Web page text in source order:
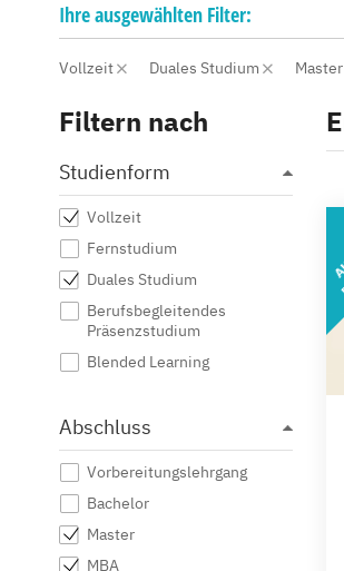
Ihreausgewählten Filter:
Vollzeit Duales Studium Master
Filtern nach
Studienform
Vollzeit
Fernstudium
Duales Studium
Berufsbegleitendes
Präsenzstudium
Blended Learning
Abschluss
Vorbereitungslehrgang
Bachelor
Master
MBA